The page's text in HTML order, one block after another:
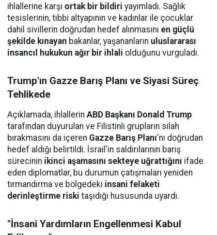
ihlallerine karşı ortak bir bildiri yayımladı. Sağlık
tesislerinin, tıbbi altyapının ve kadınlar ile çocuklar
dahil sivillerin doğrudan hedef alınmasını en güçlü
şekilde kınayan bakanlar, yaşananların uluslararası
insancıl hukukun ağır bir ihlali olduğunu vurguladı.
Trump'ın Gazze Barış Planı ve Siyasi Süreç
Tehlikede
Açıklamada, ihlallerin ABD Başkanı Donald Trump
tarafından duyurulan ve Filistinli grupların silah
bırakmasını da içeren Gazze Barış Planı'nı doğrudan
hedef aldığı belirtildi. İsrail'in saldırılarının barış
sürecinin ikinci aşamasını sekteye uğrattığını ifade
eden diplomatlar, bu durumun çatışmaları yeniden
tırmandırma ve bölgedeki insani felaketi
derinleştirme riski taşıdığı hususunda uyardı.
"İnsani Yardımların Engellenmesi Kabul